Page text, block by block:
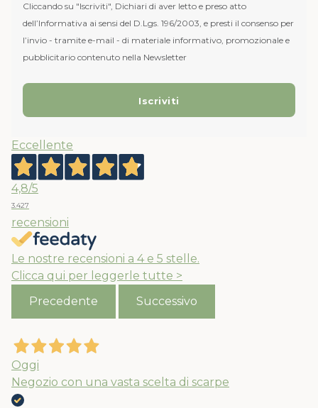
Cliccando su "Iscriviti", Dichiari di aver letto e preso atto
dell’Informativa ai sensi del D.Lgs. 196/2003, e presti il consenso per
l’invio - tramite e-mail - di materiale informativo, promozionale e
pubblicitario contenuto nella Newsletter
Eccellente
4,8/5
3.427
recensioni
Le nostre recensioni a 4 e 5 stelle.
Clicca qui per leggerle tutte >
Precedente
Successivo
Oggi
Negozio con una vasta scelta di scarpe